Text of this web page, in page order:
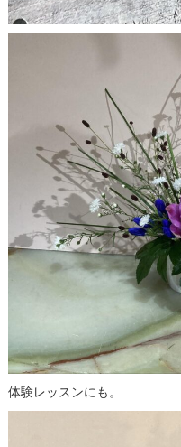
体験レッスンにも。